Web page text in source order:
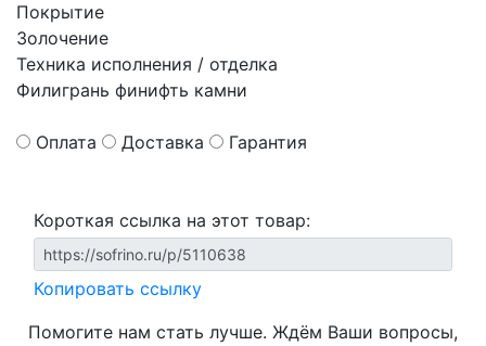
Покрытие
Золочение
Техника исполнения / отделка
Филигрань финифть камни
Оплата Доставка Гарантия
Короткая ссылка на этот товар:
Копировать ссылку
Помогите нам стать лучше. Ждём Ваши вопросы,